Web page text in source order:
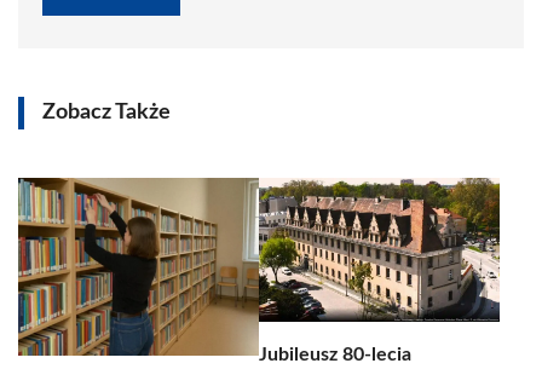
Zobacz Także
Jubileusz 80-lecia